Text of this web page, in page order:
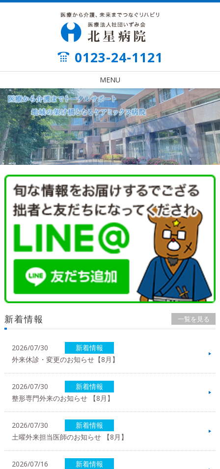
0123-24-1121
MENU
新着情報 一覧を見る
2026/07/30
新着情報
外来休診・変更のお知らせ【8月】
2026/07/30
新着情報
整形専門外来のお知らせ 【8月】
2026/07/30
新着情報
土曜外来担当医師のお知らせ 【8月】
2026/07/16
新着情報